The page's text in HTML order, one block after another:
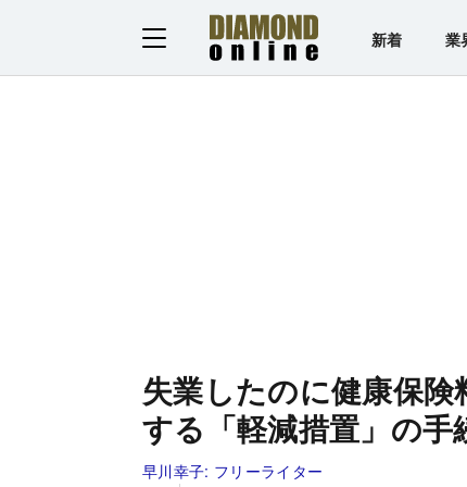
新着 業
失業したのに健康保
する「軽減措置」の手
早川幸子: フリーライター